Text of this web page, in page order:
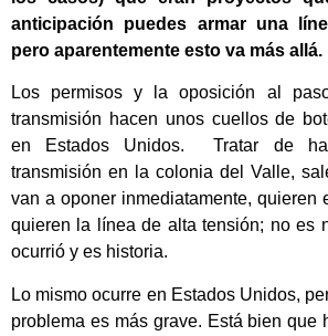
anticipación puedes armar una
pero aparentemente esto va más allá.
Los permisos y la oposición al
transmisión hacen unos cuellos de
en Estados Unidos. Tratar de
transmisión en la colonia del Valle,
van a oponer inmediatamente, quieren
quieren la línea de alta tensión; no es
ocurrió y es historia.
Lo mismo ocurre en Estados Unidos,
problema es más grave. Está bien que